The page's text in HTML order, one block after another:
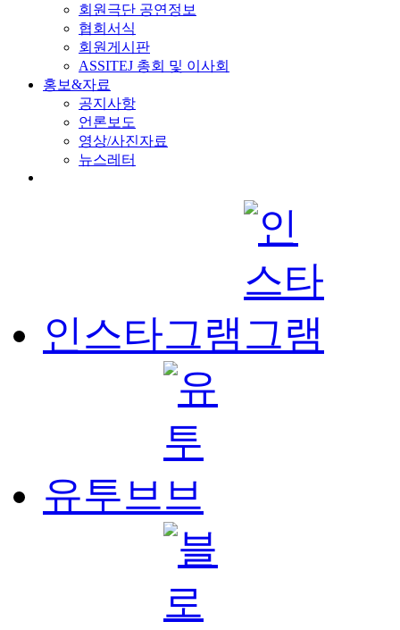
회원극단 공연정보
협회서식
회원게시판
ASSITEJ 총회 및 이사회
홍보&자료
공지사항
언론보도
영상/사진자료
뉴스레터
인스타그램
유투브